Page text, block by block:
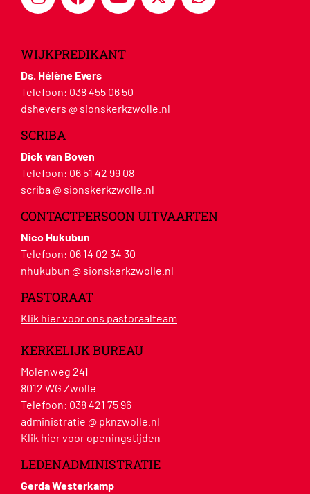
WIJKPREDIKANT
Ds. Hélène Evers
Telefoon: 038 455 06 50
dshevers @ sionskerkzwolle.nl
SCRIBA
Dick van Boven
Telefoon: 06 51 42 99 08
scriba @ sionskerkzwolle.nl
CONTACTPERSOON UITVAARTEN
Nico Hukubun
Telefoon: 06 14 02 34 30
nhukubun @ sionskerkzwolle.nl
PASTORAAT
Klik hier voor ons pastoraalteam
KERKELIJK BUREAU
Molenweg 241
8012 WG Zwolle
Telefoon: 038 421 75 96
administratie @ pknzwolle.nl
Klik hier voor openingstijden
LEDENADMINISTRATIE
Gerda Westerkamp